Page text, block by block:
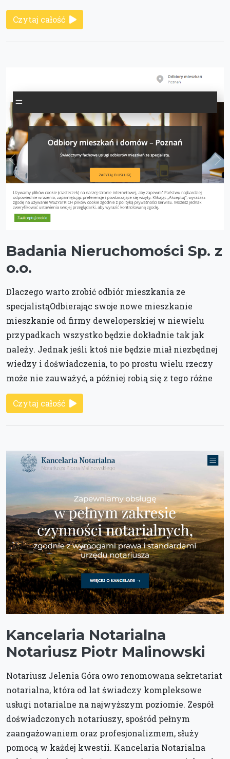
Czytaj całość
Badania Nieruchomości Sp. z
o.o.
Dlaczego warto zrobić odbiór mieszkania ze
specjalistąOdbierając swoje nowe mieszkanie
mieszkanie od firmy deweloperskiej w niewielu
przypadkach wszystko będzie dokładnie tak jak
należy. Jednak jeśli ktoś nie będzie miał niezbędnej
wiedzy i doświadczenia, to po prostu wielu rzeczy
może nie zauważyć, a później robią się z tego różne
Czytaj całość
Kancelaria Notarialna
Notariusz Piotr Malinowski
Notariusz Jelenia Góra owo renomowana sekretariat
notarialna, która od lat świadczy kompleksowe
usługi notarialne na najwyższym poziomie. Zespół
doświadczonych notariuszy, spośród pełnym
zaangażowaniem oraz profesjonalizmem, służy
pomocą w każdej kwestii. Kancelaria Notarialna